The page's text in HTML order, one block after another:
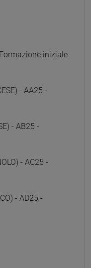
Formazione iniziale
- AA25 -
- AB25 -
- AC25 -
- AD25 -